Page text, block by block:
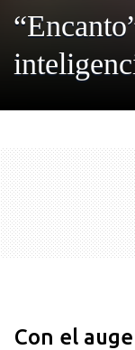
Con el